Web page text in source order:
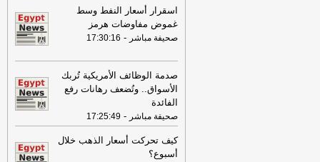
اسقرار أسعار النفط وسط
غموض مفاوضات هرمز
صحيفة مباشر -
17:30:16
صدمة الوظائف الأمريكية تُربك
الأسواق.. وتُضعف رهانات رفع
الفائدة
صحيفة مباشر -
17:25:49
كيف تحركت أسعار الذهب خلال
أسبوع؟